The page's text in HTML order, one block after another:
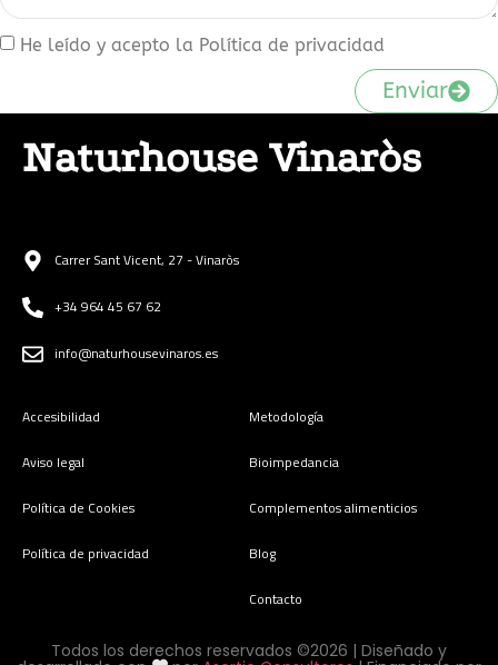
He leído y acepto la Política de privacidad
Enviar
Naturhouse Vinaròs
Carrer Sant Vicent, 27 - Vinaròs
+34 964 45 67 62
info@naturhousevinaros.es
Accesibilidad
Aviso legal
Política de Cookies
Política de privacidad
Metodología
Bioimpedancia
Complementos alimenticios
Blog
Contacto
Todos los derechos reservados ©2026 | Diseñado y